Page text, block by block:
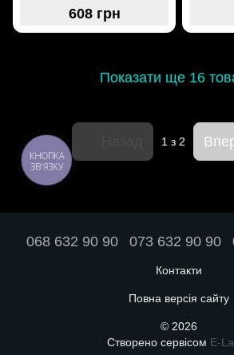
мм,довжина профілю 1000
мм,материал-алюміній,колір-
бронзовий
608 грн
Показати ще 16
1з 2
068 632 90 90 073 632 90 90
Контакти
Повна версія сайту
© 2026
Створено сервісом E-
КНОПКА
ЗВ'ЯЗКУ